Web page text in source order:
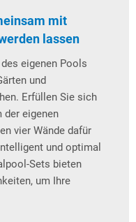
mit
lassen
eigenen Pools
und
Erfüllen Sie sich
der eigenen
vier Wände dafür
und optimal
Sets bieten
um Ihre